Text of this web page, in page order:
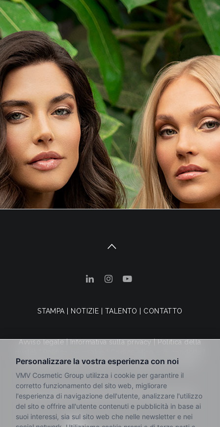
STAMPA NOTIZIE TALENTO CONTATTO
Avviso legale|Informativa sulla privacy|Politica della
Canale dei reclami|Termini e condizioni di vendita
© 2025 VMV Cosmetic Group. Tutti i diritti riservati.